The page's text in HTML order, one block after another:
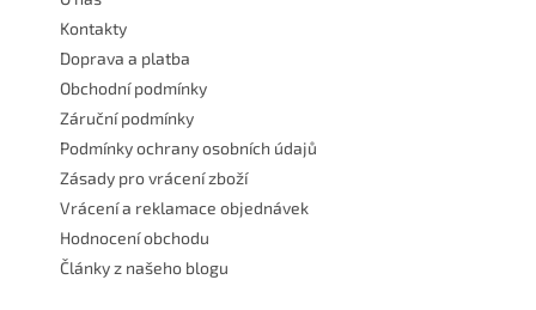
Kontakty
Doprava a platba
Obchodní podmínky
Záruční podmínky
Podmínky ochrany osobních údajů
Zásady pro vrácení zboží
Vrácení a reklamace objednávek
Hodnocení obchodu
Články z našeho blogu